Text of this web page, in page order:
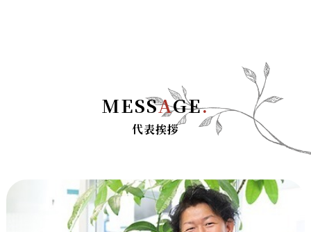
MESSAGE.
代表挨拶